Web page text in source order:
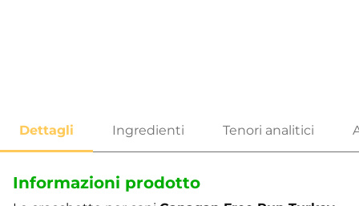
Informazioni prodotto